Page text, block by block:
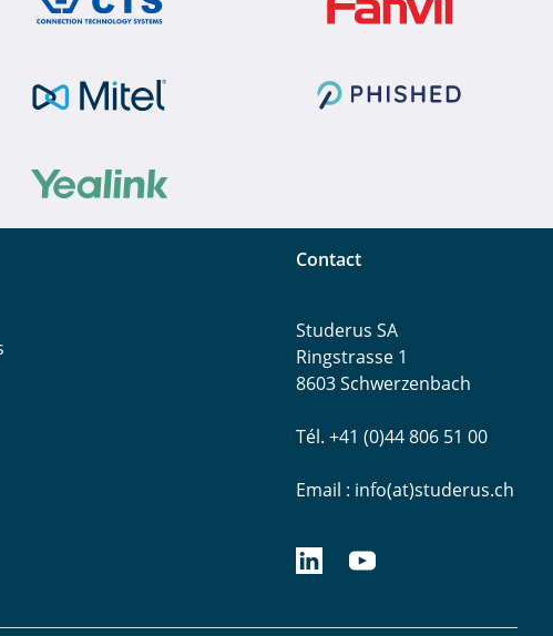
Contact
Studerus SA
Ringstrasse 1
8603 Schwerzenbach
Tél. +41 (0)44 806 51 00
Email : info(at)studerus.ch
linkedin.com/studerusag
youtube.com/studerus